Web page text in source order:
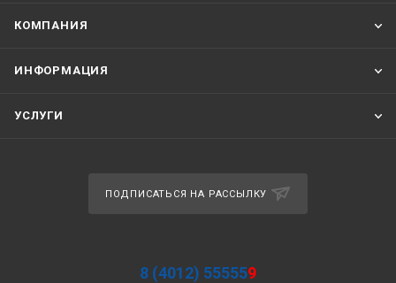
КОМПАНИЯ
ИНФОРМАЦИЯ
УСЛУГИ
ПОДПИСАТЬСЯ НА РАССЫЛКУ
8 (4012) 555559